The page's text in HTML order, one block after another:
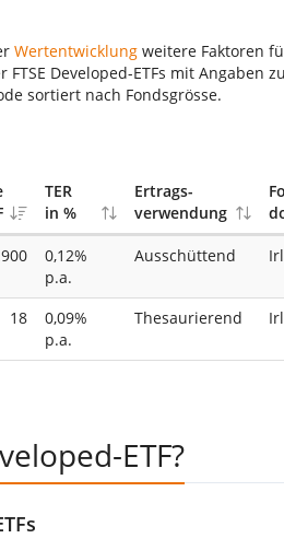
Wertentwicklungweitere Faktoren
Developed-ETFs mit Angaben
sortiert nach Fondsgrösse.
TER
in %
Ertrags-
verwendung
0,12%
p.a.
Ausschüttend
18
0,09%
p.a.
Thesaurierend
ETF?